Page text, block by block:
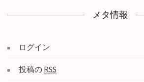
メタ情報
ログイン
投稿の RSS